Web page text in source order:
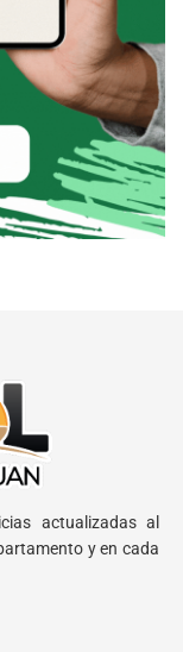
actualizadas al
y en cada